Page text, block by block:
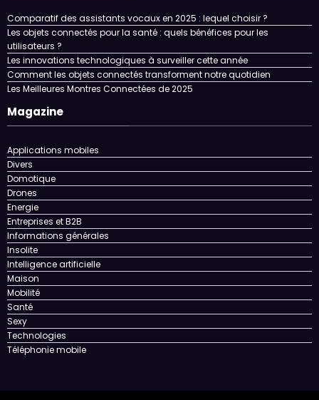
Comparatif des assistants vocaux en 2025 : lequel choisir ?
Les objets connectés pour la santé : quels bénéfices pour les
utilisateurs ?
Les innovations technologiques à surveiller cette année
Comment les objets connectés transforment notre quotidien
Les Meilleures Montres Connectées de 2025
Magazine
Applications mobiles
Divers
Domotique
Drones
Energie
Entreprises et B2B
Informations générales
Insolite
Intelligence artificielle
Maison
Mobilité
Santé
Sexy
Technologies
Téléphonie mobile